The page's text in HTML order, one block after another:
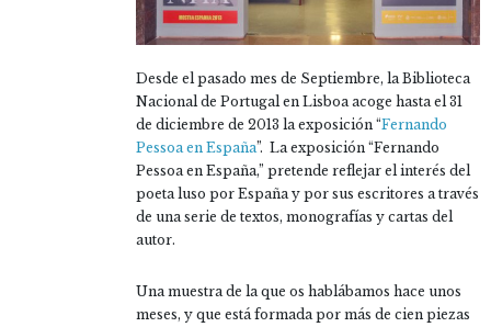
Desde el pasado mes de Septiembre, la Biblioteca
Nacional de Portugal en Lisboa acoge hasta el 31
de diciembre de 2013 la exposición “Fernando
Pessoa en España”. La exposición “Fernando
Pessoa en España,” pretende reflejar el interés del
poeta luso por España y por sus escritores a través
de una serie de textos, monografías y cartas del
autor.
Una muestra de la que os hablábamos hace unos
meses, y que está formada por más de cien piezas